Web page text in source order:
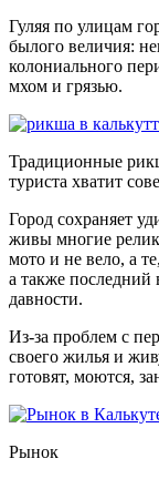
Гуляя по улицам
былого величия:
колониального
мхом и грязью.
Традиционные
туриста хватит
Город сохраняет
живы многие
мото и не вело, а
а также последний
давности.
Из-за проблем с
своего жилья и
готовят, моются,
Рынок